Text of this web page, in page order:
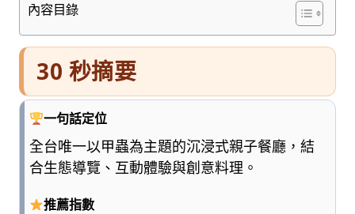
順
資
理
內容目錄
30 秒摘要
一句話定位
全台唯一以甲蟲為主題的沉浸式親子餐廳，結
合生態導覽、互動體驗與創意料理。
推薦指數